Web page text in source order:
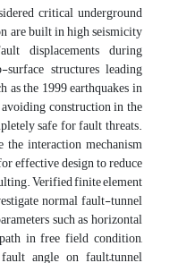
critical underground
are built in high seismicity
displacements during
structures leading
as the 1999 earthquakes in
construction in the
safe for fault threats.
the interaction mechanism
effective design to reduce
Verified finite element
normal fault-tunnel
such as horizontal
in free field condition,
angle on fault–tunnel